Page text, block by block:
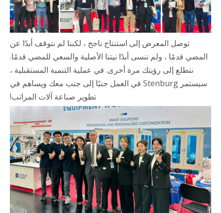
توصل المعرض إلى استنتاج ناجح ، لكننا لم نتوقف أبدًا عن
المضي قدمًا ، ولم ننسى أبدًا نيتنا الأصلية والسعي للمضي قدمًا.
نتطلع إلى رؤيتك مرة أخرى. في عملية التنمية المستقبلية ،
سيستمر Stenburg في العمل جنبًا إلى جنب معك ويساهم في
تطوير صناعة آلات المراتب!